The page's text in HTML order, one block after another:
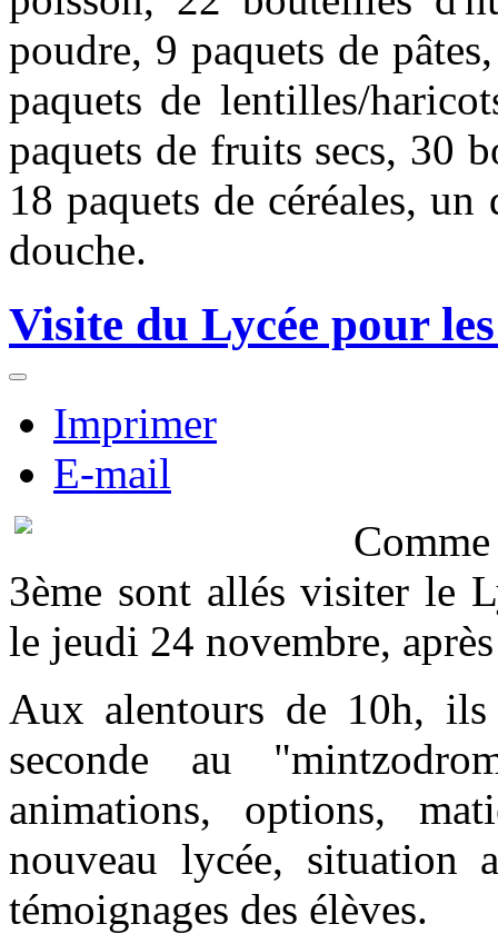
poudre, 9 paquets de
paquets de lentilles/
paquets de fruits secs, 30
18 paquets de céréales,
douche.
Visite du Lycée pour
Imprimer
E-mail
3ème sont allés visiter le
le jeudi 24 novembre,
Aux alentours de 10h,
seconde au
animations, options,
nouveau lycée, situation
témoignages des élèves.